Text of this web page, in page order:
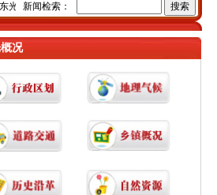
县“一问责八清理”专项行动暨基层“微腐败”专项
新闻检索：
况